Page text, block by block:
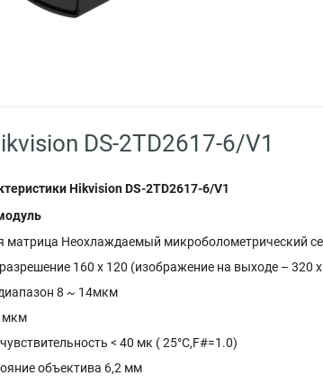
DS-2TD2617-6/V1
Hikvision DS-2TD2617-6/V1
матрица Неохлаждаемый микроболометрический
160 х 120 (изображение на выходе – 320
8 ~ 14мкм
мкм
< 40 мк ( 25°C,F#=1.0)
объектива 6,2 мм